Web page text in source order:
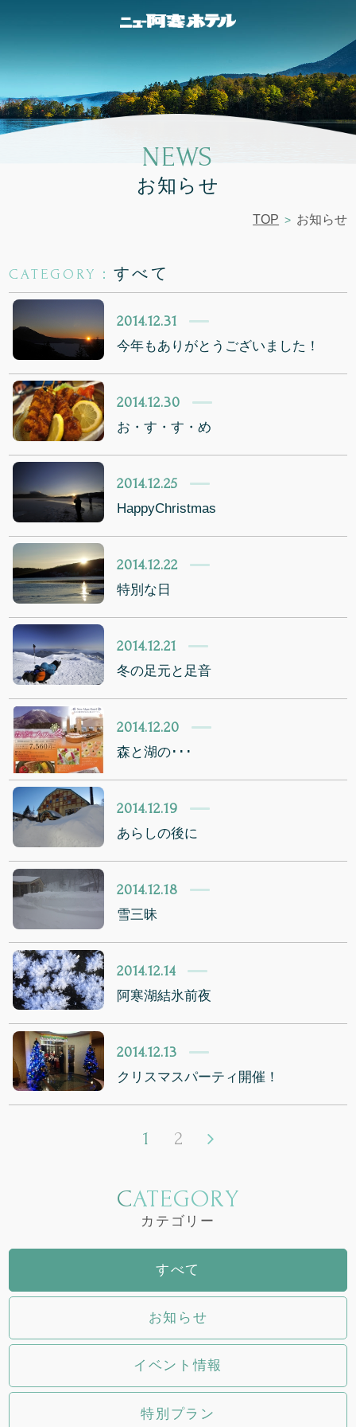
NEWS
お知らせ
TOP お知らせ
CATEGORY： すべて
2014.12.31
今年もありがとうございました！
2014.12.30
お・す・す・め
2014.12.25
HappyChristmas
2014.12.22
特別な日
2014.12.21
冬の足元と足音
2014.12.20
森と湖の･･･
2014.12.19
あらしの後に
2014.12.18
雪三昧
2014.12.14
阿寒湖結氷前夜
2014.12.13
クリスマスパーティ開催！
1 2
CATEGORY
カテゴリー
すべて
お知らせ
イベント情報
特別プラン